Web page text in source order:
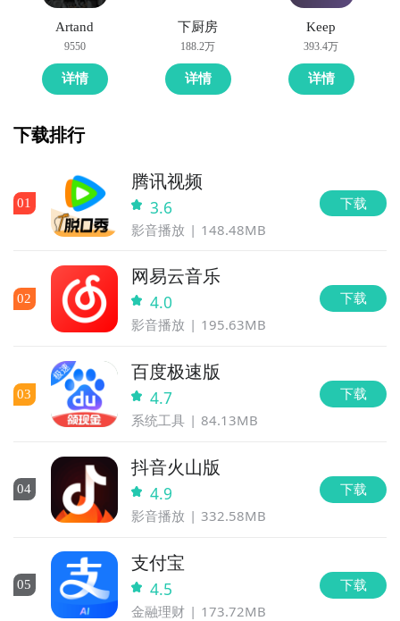
Artand
9550
详情
下厨房
188.2万
详情
Keep
393.4万
详情
下载排行
01
腾讯视频
3.6
影音播放 148.48MB
下载
02
网易云音乐
4.0
影音播放 195.63MB
下载
03
百度极速版
4.7
系统工具 84.13MB
下载
04
抖音火山版
4.9
影音播放 332.58MB
下载
05
支付宝
4.5
金融理财 173.72MB
下载